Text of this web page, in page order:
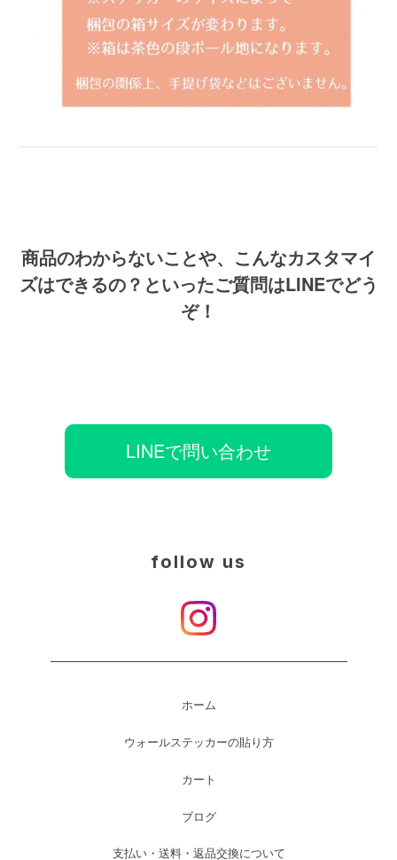
商品のわからないことや、こんなカスタマイ
ズはできるの？といったご質問はLINEでどう
ぞ！
LINEで問い合わせ
follow us
ホーム
ウォールステッカーの貼り方
カート
ブログ
支払い・送料・返品交換について